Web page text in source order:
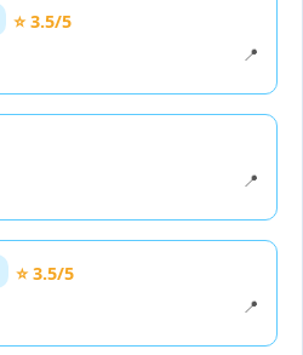
⭐ 3.5/5
📍
📍
⭐ 3.5/5
📍